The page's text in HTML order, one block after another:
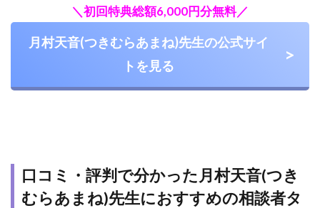
＼初回特典総額6,000円分無料／
月村天音(つきむらあまね)先生の公式サイ
トを見る
口コミ・評判で分かった月村天音(つき
むらあまね)先生におすすめの相談者タ